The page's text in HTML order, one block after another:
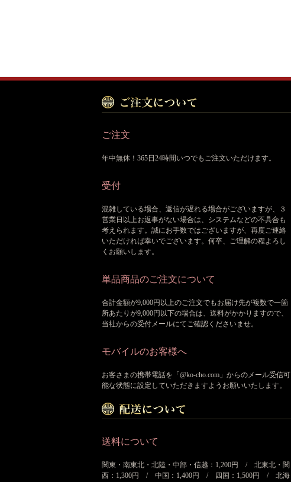
ご注文
年中無休！365日24時間いつでもご注文いただけます。
受付
混雑している場合、返信が遅れる場合がございますが、３
営業日以上お返事がない場合は、システムなどの不具合も
考えられます。誠にお手数ではございますが、再度ご連絡
いただければ幸いでございます。何卒、ご理解の程よろし
くお願いします。
単品商品のご注文について
合計金額が9,000円以上のご注文でもお届け先が複数で一箇
所あたりが9,000円以下の場合は、送料がかかりますので、
当社からの受付メールにてご確認くださいませ。
モバイルのお客様へ
お客さまの携帯電話を「@ko-cho.com」からのメール受信可
能な状態に設定していただきますようお願いいたします。
送料について
関東・南東北・北陸・中部・信越：1,200円 / 北東北・関
西：1,300円 / 中国：1,400円 / 四国：1,500円 / 北海